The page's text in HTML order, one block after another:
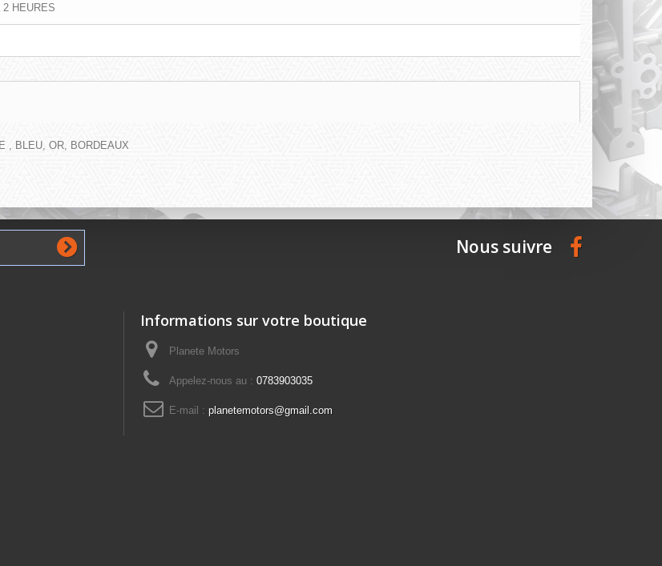
2 HEURES
, BLEU, OR, BORDEAUX
Nous suivre
Informations sur votre boutique
Planete Motors
Appelez-nous au : 0783903035
E-mail : planetemotors@gmail.com